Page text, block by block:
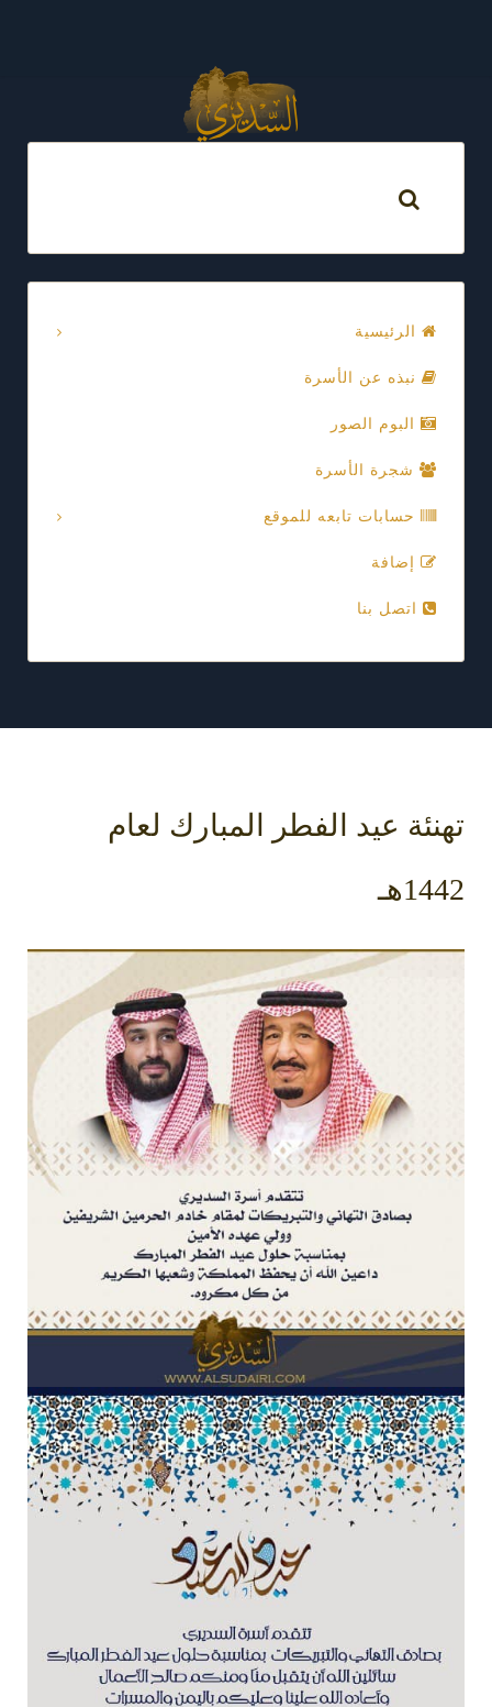
الرئيسية
نبذه عن الأسرة
البوم الصور
شجرة الأسرة
حسابات تابعه للموقع
إضافة
اتصل بنا
تهنئة عيد الفطر المبارك لعام
1442هـ